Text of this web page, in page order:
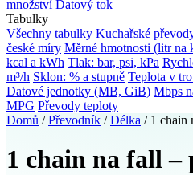
množstvíDatový tok
Tabulky
Všechny tabulky Kuchařské
české míry Měrné hmotnosti (litr na
kcal a kWh Tlak: bar, psi, kPa
m³/h Sklon: % a stupně Teplota v
Datové jednotky (MB, GiB) Mbps
MPG Převody teploty
Domů / Převodník / Délka / 1 chain
1 chain na fall –